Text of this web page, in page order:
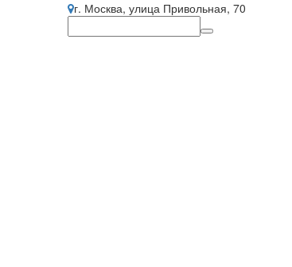
г. Москва, улица Привольная, 70